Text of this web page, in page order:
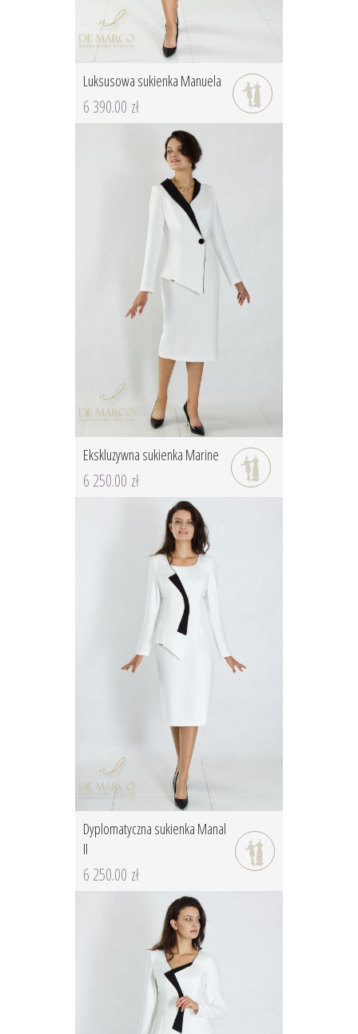
Luksusowa sukienka Manuela
6 390.00 zł
Ekskluzywna sukienka Marine
6 250.00 zł
Dyplomatyczna sukienka Manal
II
6 250.00 zł